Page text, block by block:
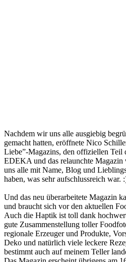
Nachdem wir uns alle ausgiebig
gemacht hatten, eröffnete Nico
Liebe”-Magazins, den offiziellen Teil
EDEKA und das relaunchte Magazin
uns alle mit Name, Blog und
haben, was sehr aufschlussreich war.
Und das neu überarbeitete Magazin
und braucht sich vor den aktuellen
Auch die Haptik ist toll dank
gute Zusammenstellung toller
regionale Erzeuger und Produkte,
Deko und natürlich viele leckere
bestimmt auch auf meinem Teller